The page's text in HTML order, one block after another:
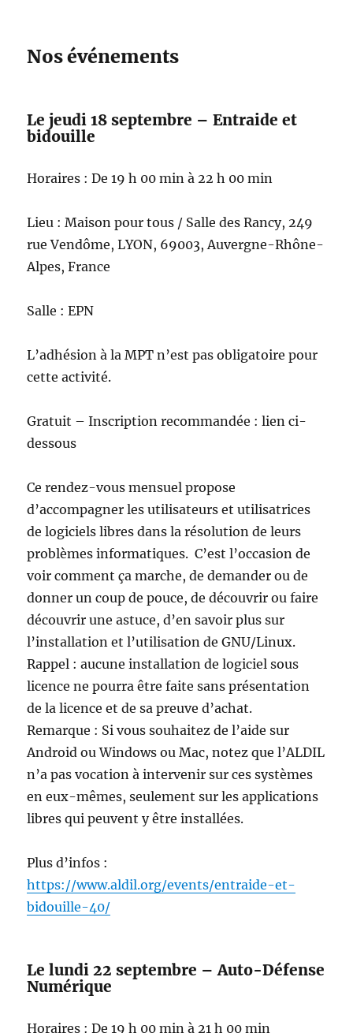
Nos événements
Le jeudi 18 septembre – Entraide et
bidouille
Horaires : De 19 h 00 min à 22 h 00 min
Lieu : Maison pour tous / Salle des Rancy, 249
rue Vendôme, LYON, 69003, Auvergne-Rhône-
Alpes, France
Salle : EPN
L’adhésion à la MPT n’est pas obligatoire pour
cette activité.
Gratuit – Inscription recommandée : lien ci-
dessous
Ce rendez-vous mensuel propose
d’accompagner les utilisateurs et utilisatrices
de logiciels libres dans la résolution de leurs
problèmes informatiques. C’est l’occasion de
voir comment ça marche, de demander ou de
donner un coup de pouce, de découvrir ou faire
découvrir une astuce, d’en savoir plus sur
l’installation et l’utilisation de GNU/Linux.
Rappel : aucune installation de logiciel sous
licence ne pourra être faite sans présentation
de la licence et de sa preuve d’achat.
Remarque : Si vous souhaitez de l’aide sur
Android ou Windows ou Mac, notez que l’ALDIL
n’a pas vocation à intervenir sur ces systèmes
en eux-mêmes, seulement sur les applications
libres qui peuvent y être installées.
Plus d’infos :
https://www.aldil.org/events/entraide-et-
bidouille-40/
Le lundi 22 septembre – Auto-Défense
Numérique
Horaires : De 19 h 00 min à 21 h 00 min